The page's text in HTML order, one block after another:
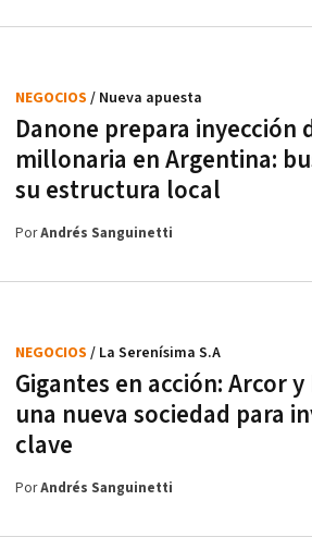
Danone prepara inyección
millonaria en Argentina:
su estructura local
NEGOCIOS / Nueva apuesta
PorAndrés Sanguinetti
Gigantes en acción: Arcor
una nueva sociedad para
clave
NEGOCIOS / La Serenísima S.A
PorAndrés Sanguinetti